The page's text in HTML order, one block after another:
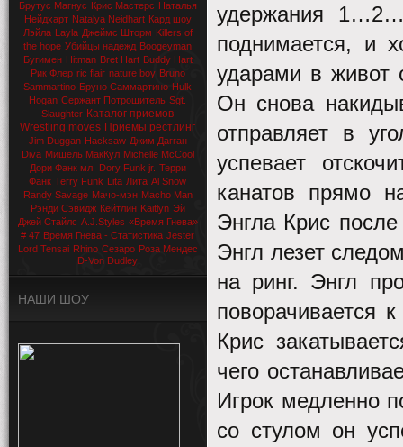
Брутус Магнус Крис Мастерс Наталья
Нейдхарт Natalya Neidhart Кард шоу
Лэйла Layla Джеймс Шторм Killers of
the hope Убийцы надежд Boogeyman
Бугимен Hitman Bret Hart Buddy Hart
Рик Флер ric flair nature boy Bruno
Sammartino Бруно Саммартино Hulk
Hogan Сержант Потрошитель Sgt.
Slaughter Каталог приемов
Wrestling moves Приемы рестлинг
Jim Duggan Hacksaw Джим Дагган
Diva Мишель МакКул Michelle McCool
Дори Фанк мл.
Dory Funk jr. Терри
Фанк Terry Funk Lita Лита Al Snow
Randy Savage Мачо-мэн Macho Man
Рэнди Сэвидж Кейтлин Kaitlyn Эй
Джей Стайлс A.J.Styles «Время Гнева»
# 47 Время Гнева - Статистика Jester
Lord Tensai Rhino Сезаро Роза Мендес
D-Von Dudley
НАШИ ШОУ
удержания
поднимается, и
ударами в живот
Он снова
отправляет в
успевает
канатов прямо
Энгла Крис
Энгл лезет
на ринг. Энгл
поворачивается
Крис
чего
Игрок медленно
со стулом он